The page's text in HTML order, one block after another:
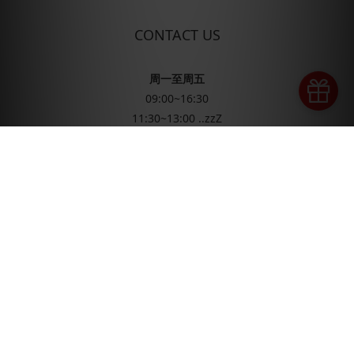
CONTACT US
周一至周五
09:00~16:30
11:30~13:00 ..zzZ